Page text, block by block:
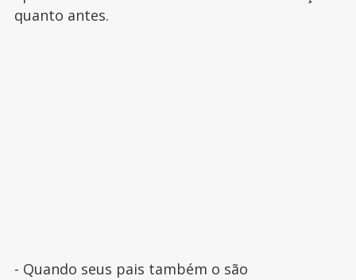
quanto antes.
- Quando seus pais também o são